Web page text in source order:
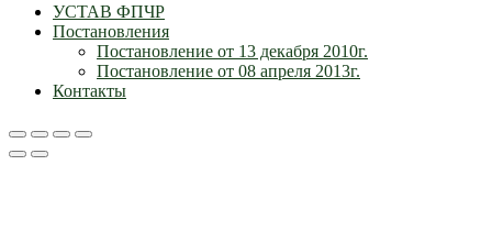
УСТАВ ФПЧР
Постановления
Постановление от 13 декабря 2010г.
Постановление от 08 апреля 2013г.
Контакты